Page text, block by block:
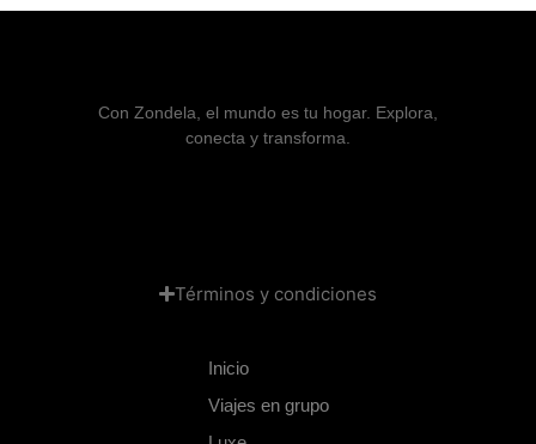
Con Zondela, el mundo es tu hogar. Explora,
conecta y transforma.
Términos y condiciones
Inicio
Viajes en grupo